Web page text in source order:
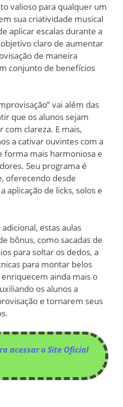
valioso para qualquer um
sua criatividade musical
aplicar escalas durante a
claro de aumentar
de maneira
conjunto de benefícios
vai além das
que os alunos sejam
com clareza. E mais,
a cativar ouvintes com a
forma mais harmoniosa e
Seu programa é
oferecendo desde
aplicação de licks, solos e
estas aulas
bônus, como sacadas de
para soltar os dedos, a
para montar belos
ainda mais o
os alunos a
e tornarem seus
acessar o Site Oficial